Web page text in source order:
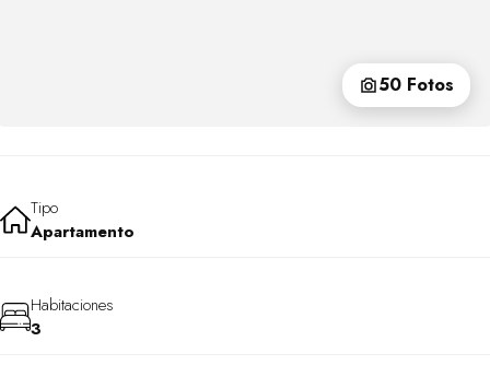
50 Fotos
Tipo
Apartamento
Habitaciones
3